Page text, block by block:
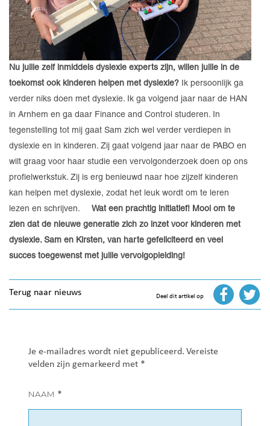
Nu jullie zelf inmiddels dyslexie experts zijn, willen jullie in de
toekomst ook kinderen helpen met dyslexie? Ik persoonlijk ga
verder niks doen met dyslexie. Ik ga volgend jaar naar de HAN
in Arnhem en ga daar Finance and Control studeren. In
tegenstelling tot mij gaat Sam zich wel verder verdiepen in
dyslexie en in kinderen. Zij gaat volgend jaar naar de PABO en
wilt graag voor haar studie een vervolgonderzoek doen op ons
profielwerkstuk. Zij is erg benieuwd naar hoe zijzelf kinderen
kan helpen met dyslexie, zodat het leuk wordt om te leren
lezen en schrijven. Wat een prachtig initiatief! Mooi om te
zien dat de nieuwe generatie zich zo inzet voor kinderen met
dyslexie. Sam en Kirsten, van harte gefeliciteerd en veel
succes toegewenst met jullie vervolgopleiding!
Terug naar nieuws Deel dit artikel op
Je e-mailadres wordt niet gepubliceerd. Vereiste
velden zijn gemarkeerd met *
NAAM *